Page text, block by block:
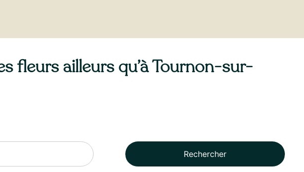
fleurs ailleurs qu’à Tournon-sur-
Rechercher